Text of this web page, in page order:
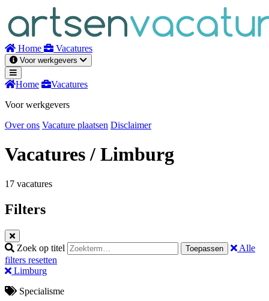
inhoud
Home Vacatures
Voor werkgevers
Home
Vacatures
Voor werkgevers
Over ons Vacature plaatsen Disclaimer
Vacatures/ Limburg
17 vacatures
Filters
Zoek op titel Toepassen
Alle
filters resetten
Limburg
Specialisme